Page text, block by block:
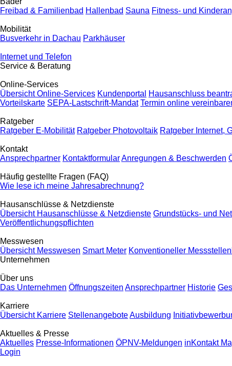
Freibad & Familienbad Hallenbad Sauna Fitness- und
Mobilität
Busverkehr in Dachau Parkhäuser
Internet und Telefon
Service & Beratung
Online-Services
Übersicht Online-Services Kundenportal Hausanschluss
Vorteilskarte SEPA-Lastschrift-Mandat Termin online
Ratgeber
Ratgeber E-Mobilität Ratgeber Photovoltaik Ratgeber Internet,
Kontakt
Ansprechpartner KontaktformularAnregungen & Beschwerden
Häufig gestellte Fragen (FAQ)
Wie lese ich meine Jahresabrechnung?
Hausanschlüsse & Netzdienste
Übersicht Hausanschlüsse & Netzdienste Grundstücks- und
Veröffentlichungspflichten
Messwesen
Übersicht Messwesen Smart Meter Konventioneller
Unternehmen
Über uns
Das Unternehmen Öffnungszeiten Ansprechpartner Historie
Karriere
Übersicht Karriere StellenangeboteAusbildung
Aktuelles & Presse
Aktuelles Presse-Informationen ÖPNV-Meldungen inKontakt
Login